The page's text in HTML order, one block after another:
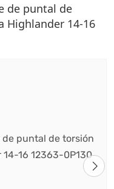
de puntal de
Highlander 14-16